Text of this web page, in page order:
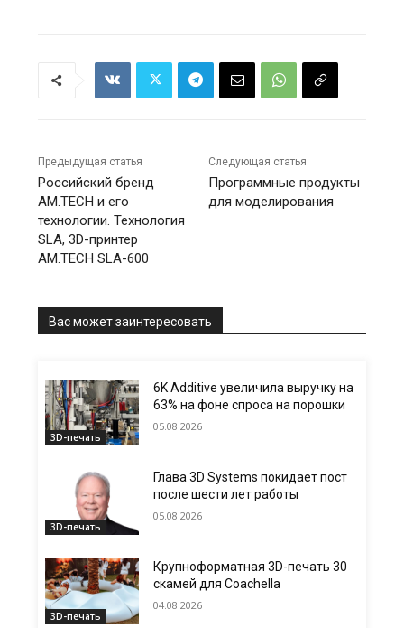
Предыдущая статья
Российский бренд
AM.TECH и его
технологии. Технология
SLA, 3D-принтер
AM.TECH SLA-600
Следующая статья
Программные продукты
для моделирования
Вас может заинтересовать
3D-печать
6K Additive увеличила выручку на
63% на фоне спроса на порошки
05.08.2026
3D-печать
Глава 3D Systems покидает пост
после шести лет работы
05.08.2026
3D-печать
Крупноформатная 3D-печать 30
скамей для Coachella
04.08.2026